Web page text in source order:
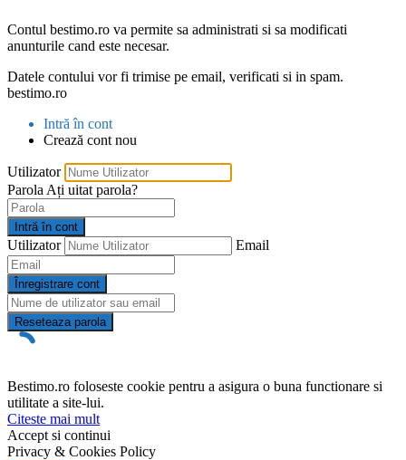
Contul bestimo.ro va permite sa administrati si sa modificati
anunturile cand este necesar.
Datele contului vor fi trimise pe email, verificati si in spam.
bestimo.ro
Intră în cont
Crează cont nou
Utilizator
Parola Ați uitat parola?
Intră în cont
Utilizator Email
Înregistrare cont
Reseteaza parola
Bestimo.ro foloseste cookie pentru a asigura o buna functionare si
utilitate a site-lui.
Citeste mai mult
Accept si continui
Privacy & Cookies Policy